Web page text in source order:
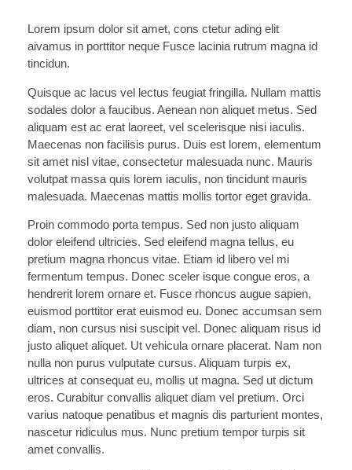
Lorem ipsum dolor sit amet, cons ctetur ading elit
aivamus in porttitor neque Fusce lacinia rutrum magna id
tincidun.
Quisque ac lacus vel lectus feugiat fringilla. Nullam mattis
sodales dolor a faucibus. Aenean non aliquet metus. Sed
aliquam est ac erat laoreet, vel scelerisque nisi iaculis.
Maecenas non facilisis purus. Duis est lorem, elementum
sit amet nisl vitae, consectetur malesuada nunc. Mauris
volutpat massa quis lorem iaculis, non tincidunt mauris
malesuada. Maecenas mattis mollis tortor eget gravida.
Proin commodo porta tempus. Sed non justo aliquam
dolor eleifend ultricies. Sed eleifend magna tellus, eu
pretium magna rhoncus vitae. Etiam id libero vel mi
fermentum tempus. Donec sceler isque congue eros, a
hendrerit lorem ornare et. Fusce rhoncus augue sapien,
euismod porttitor erat euismod eu. Donec accumsan sem
diam, non cursus nisi suscipit vel. Donec aliquam risus id
justo aliquet aliquet. Ut vehicula ornare placerat. Nam non
nulla non purus vulputate cursus. Aliquam turpis ex,
ultrices at consequat eu, mollis ut magna. Sed ut dictum
eros. Curabitur convallis aliquet diam vel pretium. Orci
varius natoque penatibus et magnis dis parturient montes,
nascetur ridiculus mus. Nunc pretium tempor turpis sit
amet convallis.